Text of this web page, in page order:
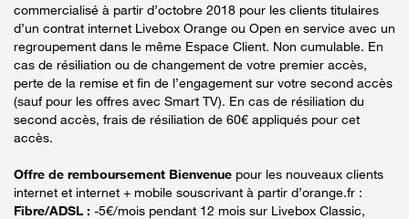
commercialisé à partir d’octobre 2018 pour les clients titulaires
d’un contrat internet Livebox Orange ou Open en service avec un
regroupement dans le même Espace Client. Non cumulable. En
cas de résiliation ou de changement de votre premier accès,
perte de la remise et fin de l’engagement sur votre second accès
(sauf pour les offres avec Smart TV). En cas de résiliation du
second accès, frais de résiliation de 60€ appliqués pour cet
accès.
Offre de remboursement Bienvenue pour les nouveaux clients
internet et internet + mobile souscrivant à partir d’orange.fr :
Fibre/ADSL : -5€/mois pendant 12 mois sur Livebox Classic,